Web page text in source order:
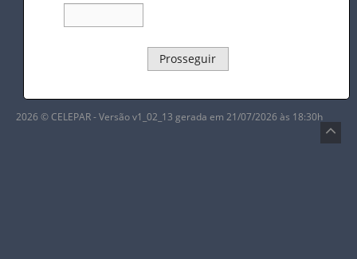
Prosseguir
2026 © CELEPAR - Versão v1_02_13 gerada em 21/07/2026 às 18:30h